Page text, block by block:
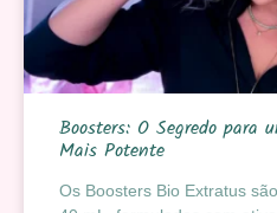
Boosters: O Segredo para
Mais Potente
Os Boosters Bio Extratus